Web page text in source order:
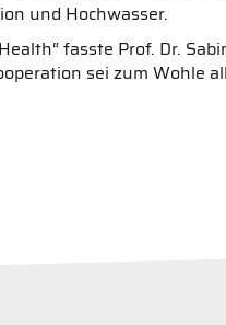
und Hochwasser.
fasste Prof. Dr.
sei zum Wohle